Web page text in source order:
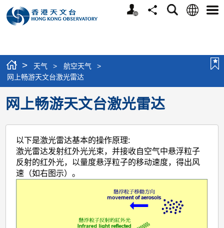
个
分
搜
语
选
> 天气 > 航空天气
>
网上畅游天文台激光雷达
网上畅游天文台激光雷达
以下是激光雷达基本的操作原理:
激光雷达发射红外光光束，并接收自空气中悬浮粒子
反射的红外光，以量度悬浮粒子的移动速度，得出风
速（如右图示）。